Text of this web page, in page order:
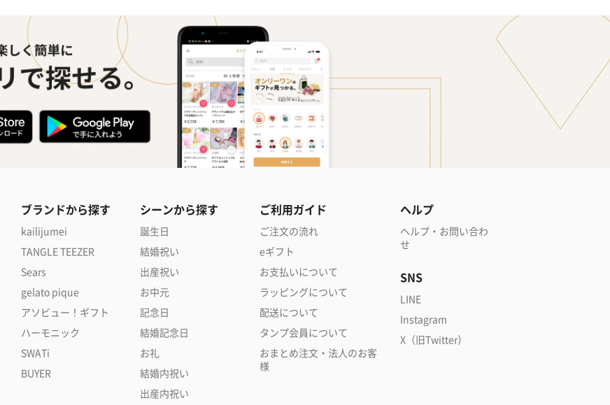
ブランドから探す
kailijumei
TANGLE TEEZER
Sears
gelato pique
アソビュー！ギフト
ハーモニック
SWATi
BUYER
シーンから探す
誕生日
結婚祝い
出産祝い
お中元
記念日
結婚記念日
お礼
結婚内祝い
出産内祝い
ご利用ガイド
ご注文の流れ
eギフト
お支払いについて
ラッピングについて
配送について
タンプ会員について
おまとめ注文・法人のお客
様
ヘルプ
ヘルプ・お問い合わ
せ
SNS
LINE
Instagram
X（旧Twitter）